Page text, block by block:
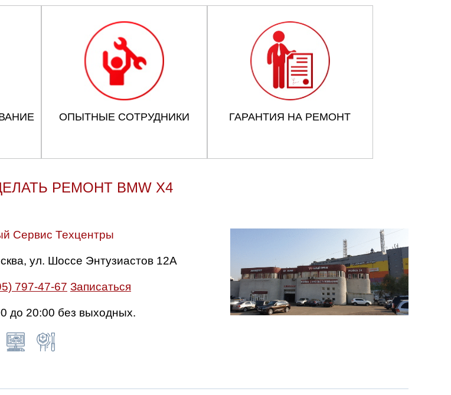
ОПЫТНЫЕ СОТРУДНИКИ ГАРАНТИЯ НА РЕМОНТ
РЕМОНТ BMW X4
Сервис Техцентры
ул. Шоссе Энтузиастов 12А
797-47-67 Записаться
до 20:00 без выходных.